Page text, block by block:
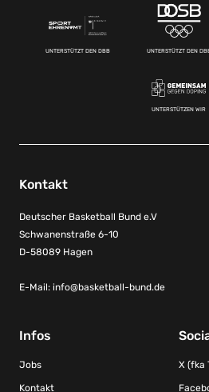
UNTERSTÜTZT DEN DBB UNTERSTÜTZT DEN
UNTERSTÜTZEN WIR
Kontakt
Deutscher Basketball Bund e.V
Schwanenstraße 6-10
D-58089 Hagen
E-Mail: info@basketball-bund.de
Infos
Jobs
Kontakt
X (fka